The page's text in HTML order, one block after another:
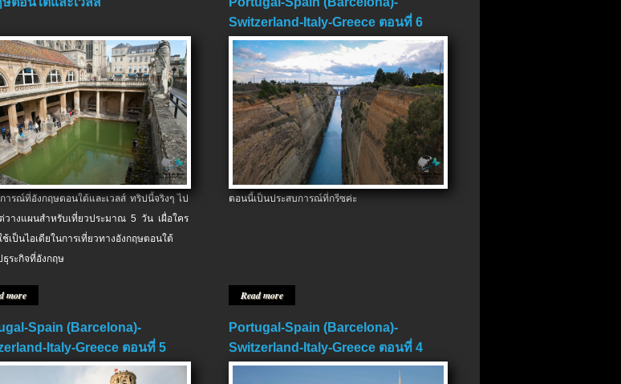
ารณ์ที่อังกฤษตอนใต้และเวลส์ ทริปนี้จริงๆ ไป
วางแผนสำหรับเที่ยวประมาณ 5 วัน เผื่อใคร
ช้เป็นไอเดียในการเที่ยวทางอังกฤษตอนใต้
ธุระกิจที่อังกฤษ
more
Switzerland-Italy-Greece ตอนที่ 6
ตอนจบ
ตอนนี้เป็นประสบการณ์ที่กรีซค่ะ
Read more
Spain (Barcelona)-
Italy-Greece ตอนที่ 5
Portugal-Spain (Barcelona)-
Switzerland-Italy-Greece ตอนที่ 4